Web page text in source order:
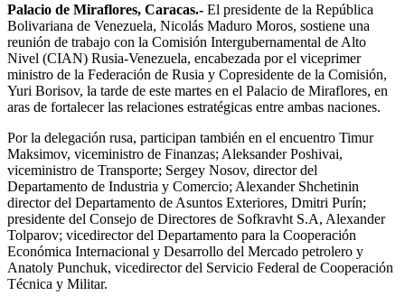
Palacio de Miraflores, Caracas.- El presidente de la República
Bolivariana de Venezuela, Nicolás Maduro Moros, sostiene una
reunión de trabajo con la Comisión Intergubernamental de Alto
Nivel (CIAN) Rusia-Venezuela, encabezada por el viceprimer
ministro de la Federación de Rusia y Copresidente de la Comisión,
Yuri Borisov, la tarde de este martes en el Palacio de Miraflores, en
aras de fortalecer las relaciones estratégicas entre ambas naciones.
Por la delegación rusa, participan también en el encuentro Timur
Maksimov, viceministro de Finanzas; Aleksander Poshivai,
viceministro de Transporte; Sergey Nosov, director del
Departamento de Industria y Comercio; Alexander Shchetinin
director del Departamento de Asuntos Exteriores, Dmitri Purín;
presidente del Consejo de Directores de Sofkravht S.A, Alexander
Tolparov; vicedirector del Departamento para la Cooperación
Económica Internacional y Desarrollo del Mercado petrolero y
Anatoly Punchuk, vicedirector del Servicio Federal de Cooperación
Técnica y Militar.